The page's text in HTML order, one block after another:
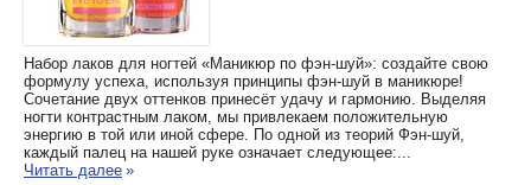
Набор лаков для ногтей «Маникюр по фэн-шуй»: создайте свою
формулу успеха, используя принципы фэн-шуй в маникюре!
Сочетание двух оттенков принесёт удачу и гармонию. Выделяя
ногти контрастным лаком, мы привлекаем положительную
энергию в той или иной сфере. По одной из теорий Фэн-шуй,
каждый палец на нашей руке означает следующее:...
Читать далее »